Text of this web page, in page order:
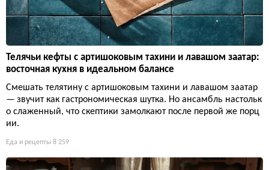
Телячьи кефты с артишоковым тахини и лавашом заатар:
восточная кухня в идеальном балансе
Смешать телятину с артишоковым тахини и лавашом заатар
— звучит как гастрономическая шутка. Но ансамбль настольк
о слаженный, что скептики замолкают после первой же порц
ии.
Еда и рецепты 8 259